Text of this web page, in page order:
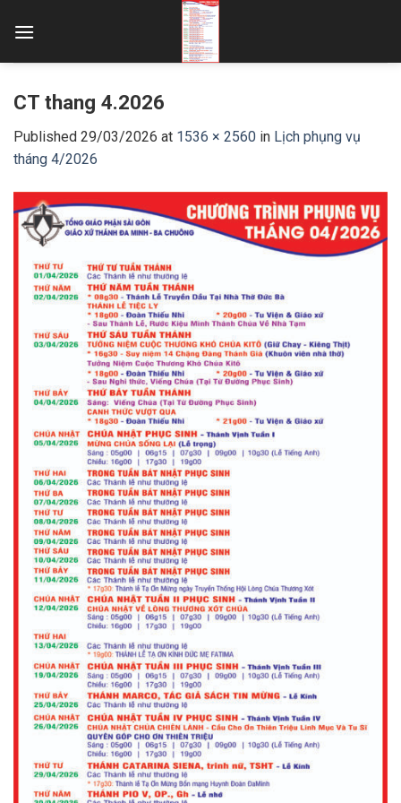
CT thang 4.2026
Published 29/03/2026 at 1536 × 2560 in Lịch phụng vụ
tháng 4/2026